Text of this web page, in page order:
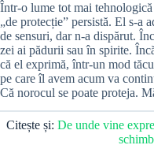
Într-o lume tot mai tehnologică
„de protecție” persistă. El s-a
de sensuri, dar n-a dispărut.
zei ai pădurii sau în spirite.
că el exprimă, într-un mod
pe care îl avem acum va
Că norocul se poate proteja.
Citește și: De unde vine